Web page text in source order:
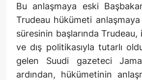
Bu anlaşmaya eski
Trudeau hükümeti
süresinin başlarında
ve dış politikasıyla tutarlı
gelen Suudi gazeteci
ardından, hükümetinin